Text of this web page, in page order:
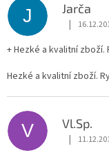
J Jarča
|
+ Hezké a kvalitní zboží.
Hezké a kvalitní zboží.
V Vl.Sp.
|